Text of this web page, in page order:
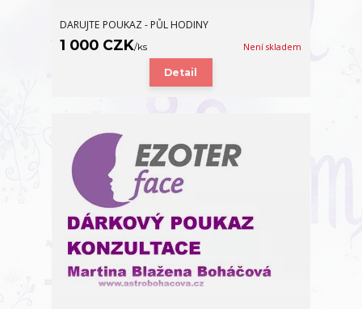
DARUJTE POUKAZ - PŮL HODINY
1 000 CZK/ks Není skladem
Detail